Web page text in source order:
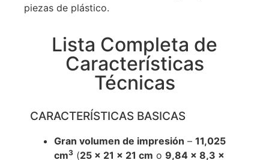
piezas de plástico.
Lista Completa de
Características
Técnicas
CARACTERÍSTICAS BASICAS
Gran volumen de impresión – 11,025
cm3 (25 x 21 x 21 cm o 9,84 x 8,3 x